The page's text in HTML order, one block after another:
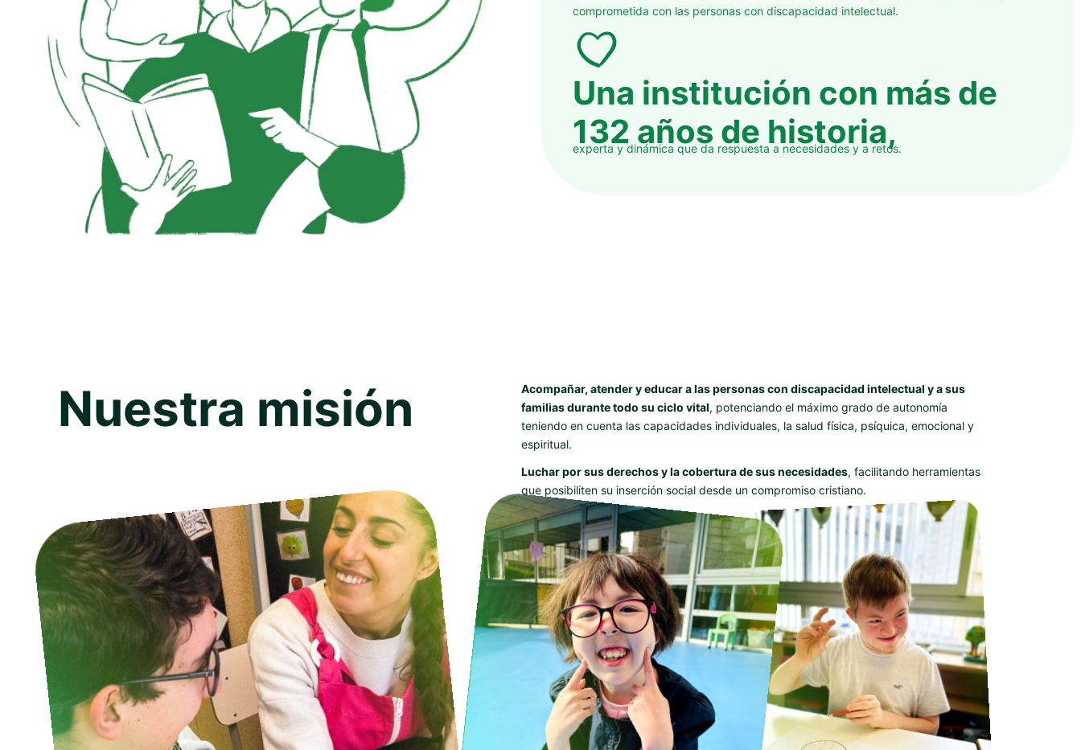
comprometida con las personas con discapacidad intelectual.
Una institución con más de
132 años de historia,
experta y dinámica que da respuesta a necesidades y a retos.
Nuestra misión
Acompañar, atender y educar a las personas con discapacidad intelectual y a sus
familias durante todo su ciclo vital, potenciando el máximo grado de autonomía
teniendo en cuenta las capacidades individuales, la salud física, psíquica, emocional y
espiritual.
Luchar por sus derechos y la cobertura de sus necesidades, facilitando herramientas
que posibiliten su inserción social desde un compromiso cristiano.